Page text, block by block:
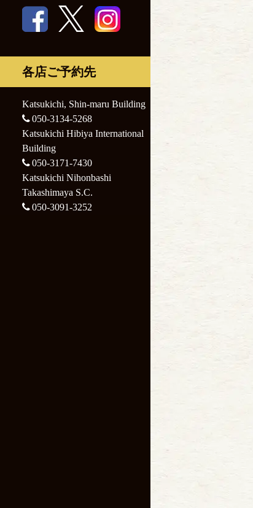
Nihonbashi
Takashimaya S.C.
Katsukichi
Takashimaya S.C.
各店ご予約先
Katsukichi, Shin-maru Building
050-3134-5268
Katsukichi Hibiya International
Building
050-3171-7430
Katsukichi Nihonbashi
Takashimaya S.C.
050-3091-3252